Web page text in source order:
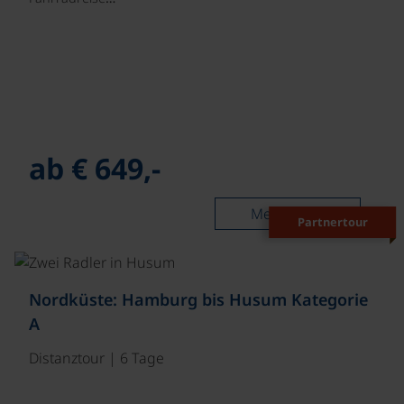
ab € 649,-
Mehr lesenPartnertour
Nordküste: Hamburg bis Husum Kategorie
A
Distanztour | 6 Tage